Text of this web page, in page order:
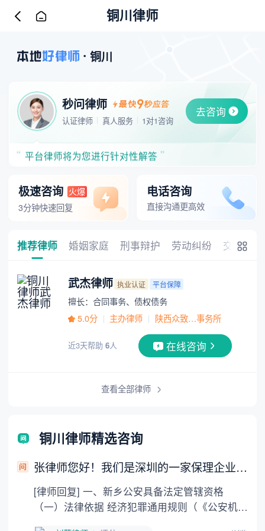
铜川律师
铜川
秒问律师
认证律师 真人服务 1对1咨询
去咨询
请描述您的法律问题，我们将为您安排合适的律师
平台律师将为您进行针对性解答
请描述您的法律问题，我们将为您安排合适的律师
平台律师将为您进行针对性解答
极速咨询 火爆
3分钟快速回复
电话咨询
直接沟通更高效
推荐律师 婚姻家庭 刑事辩护 劳动纠纷 交通事故
武杰律师 执业认证 平台保障
擅长：合同事务、债权债务
5.0分
主办律师 陕西众致…事务所
近3天帮助 6人 在线咨询
查看全部律师
铜川律师精选咨询
张律师您好！我们是深圳的一家保理企业，有一家网店伪造订单骗取了我们的贷款。我们想在新乡立案。?
[律师回复] 一、新乡公安具备法定管辖资格
（一）法律依据 经济犯罪通用规则（《公安机关